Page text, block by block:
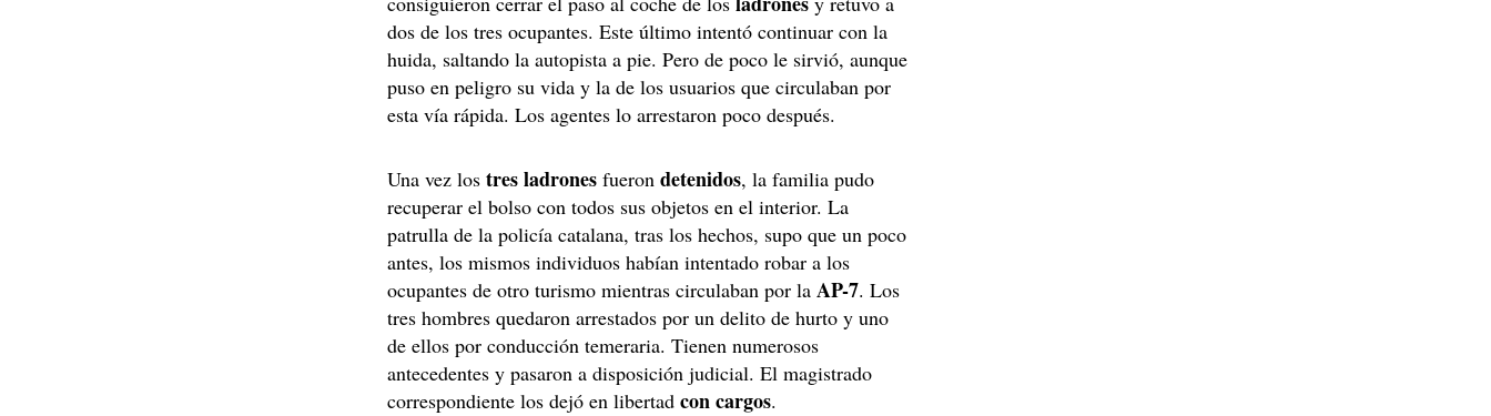
dos de los tres ocupantes. Este último intentó continuar con la
huida, saltando la autopista a pie. Pero de poco le sirvió, aunque
puso en peligro su vida y la de los usuarios que circulaban por
esta vía rápida. Los agentes lo arrestaron poco después.
Una vez lostres ladrones fuerondetenidos, la familia pudo
recuperar el bolso con todos sus objetos en el interior. La
patrulla de la policía catalana, tras los hechos, supo que un poco
antes, los mismos individuos habían intentado robar a los
ocupantes de otro turismo mientras circulaban por laAP-7. Los
tres hombres quedaron arrestados por un delito de hurto y uno
de ellos por conducción temeraria. Tienen numerosos
antecedentes y pasaron a disposición judicial. El magistrado
correspondiente los dejó en libertadcon cargos.